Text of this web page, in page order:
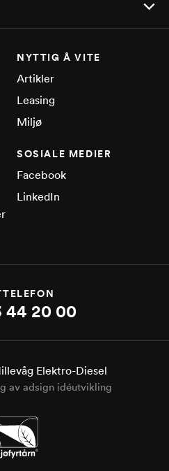
NYTTIG Å VITE
Artikler
Leasing
Miljø
SOSIALE MEDIER
Facebook
LinkedIn
44 20 00
Elektro-Diesel
av adsign idéutvikling